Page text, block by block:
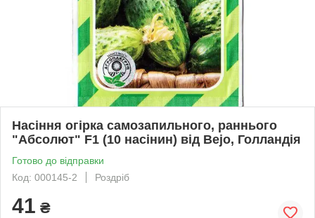
Насіння огірка самозапильного, раннього
"Абсолют" F1 (10 насінин) від Bejo, Голландія
Готово до відправки
Код: 000145-2
Роздріб
41 ₴